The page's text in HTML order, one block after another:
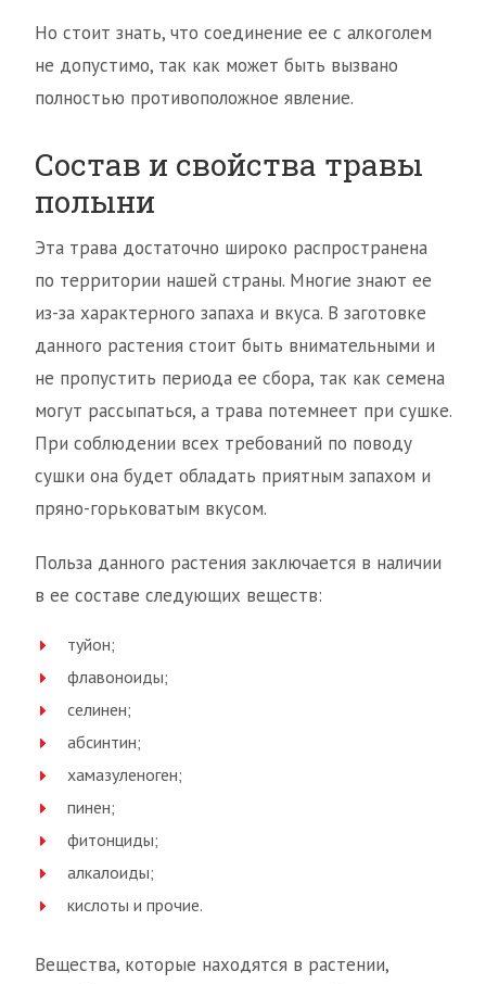
Но стоит знать, что соединение ее с алкоголем
не допустимо, так как может быть вызвано
полностью противоположное явление.
Состав и свойства травы
полыни
Эта трава достаточно широко распространена
по территории нашей страны. Многие знают ее
из-за характерного запаха и вкуса. В заготовке
данного растения стоит быть внимательными и
не пропустить периода ее сбора, так как семена
могут рассыпаться, а трава потемнеет при сушке.
При соблюдении всех требований по поводу
сушки она будет обладать приятным запахом и
пряно-горьковатым вкусом.
Польза данного растения заключается в наличии
в ее составе следующих веществ:
туйон;
флавоноиды;
селинен;
абсинтин;
хамазуленоген;
пинен;
фитонциды;
алкалоиды;
кислоты и прочие.
Вещества, которые находятся в растении,